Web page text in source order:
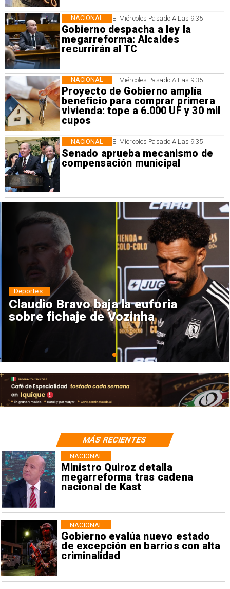
El Miércoles Pasado A Las 9:35
Gobierno despacha a ley la
megarreforma: Alcaldes
recurrirán al TC
NACIONAL
El Miércoles Pasado A Las 9:35
Proyecto de Gobierno amplía
beneficio para comprar primera
vivienda: tope a 6.000 UF y 30 mil
cupos
NACIONAL
El Miércoles Pasado A Las 9:35
Senado aprueba mecanismo de
compensación municipal
NACIONAL
Claudio Bravo baja la euforia
sobre fichaje de Vozinha
Deportes
Ministro Quiroz detalla
megarreforma tras cadena
nacional de Kast
NACIONAL
Gobierno evalúa nuevo estado
de excepción en barrios con alta
criminalidad
NACIONAL
MÁS RECIENTES